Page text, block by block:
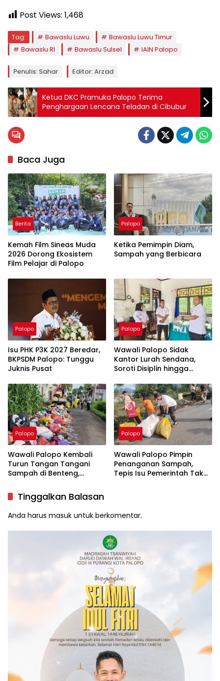
Post Views: 1,468
Tag: Bawaslu Luwu
Bawaslu Luwu Timur
Bawaslu RI
Bawaslu Sulsel IAIN Palopo
Penulis: Sahar Editor: Arzad
Ketua DKC Pramuka Palopo Terima
Penghargaan Lencana Teladan di Cibubur
Baca Juga
Berita
Kemah Film Sineas Muda
2026 Dorong Ekosistem
Film Pelajar di Palopo
Palopo
Ketika Pemimpin Diam,
Sampah yang Berbicara
Palopo
Isu PHK P3K 2027 Beredar,
BKPSDM Palopo: Tunggu
Juknis Pusat
Palopo
Wawali Palopo Sidak
Kantor Lurah Sendana,
Soroti Disiplin hingga
Palopo
Wawali Palopo Kembali
Turun Tangan Tangani
Sampah di Benteng,
Palopo
Wawali Palopo Pimpin
Penanganan Sampah,
Tepis Isu Pemerintah Tak
Tinggalkan Balasan
Anda harus masuk untuk berkomentar.